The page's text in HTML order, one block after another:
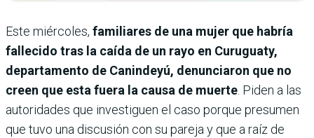
Este miércoles, familiares de una mujer que habría
fallecido tras la caída de un rayo en Curuguaty,
departamento de Canindeyú, denunciaron que no
creen que esta fuera la causa de muerte. Piden a las
autoridades que investiguen el caso porque presumen
que tuvo una discusión con su pareja y que a raíz de